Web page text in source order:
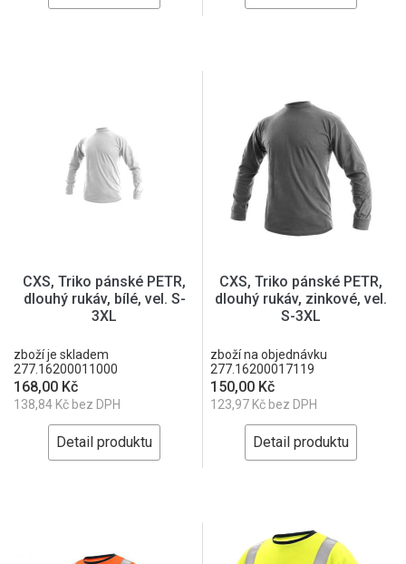
CXS, Triko pánské PETR,
dlouhý rukáv, bílé, vel. S-
3XL
zboží je skladem
277.16200011000
168,00 Kč
138,84 Kč bez DPH
Detail produktu
CXS, Triko pánské PETR,
dlouhý rukáv, zinkové, vel.
S-3XL
zboží na objednávku
277.16200017119
150,00 Kč
123,97 Kč bez DPH
Detail produktu